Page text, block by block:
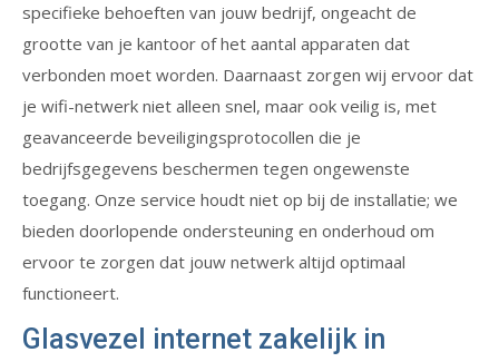
specifieke behoeften van jouw bedrijf, ongeacht de
grootte van je kantoor of het aantal apparaten dat
verbonden moet worden. Daarnaast zorgen wij ervoor dat
je wifi-netwerk niet alleen snel, maar ook veilig is, met
geavanceerde beveiligingsprotocollen die je
bedrijfsgegevens beschermen tegen ongewenste
toegang. Onze service houdt niet op bij de installatie; we
bieden doorlopende ondersteuning en onderhoud om
ervoor te zorgen dat jouw netwerk altijd optimaal
functioneert.
Glasvezel internet zakelijk in